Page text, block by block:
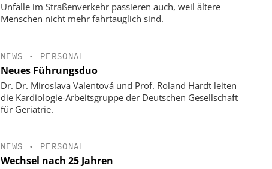
Unfälle im Straßenverkehr passieren auch, weil ältere
Menschen nicht mehr fahrtauglich sind.
NEWS • PERSONAL
Neues Führungsduo
Dr. Dr. Miroslava Valentová und Prof. Roland Hardt leiten
die Kardiologie-Arbeitsgruppe der Deutschen Gesellschaft
für Geriatrie.
NEWS • PERSONAL
Wechsel nach 25 Jahren